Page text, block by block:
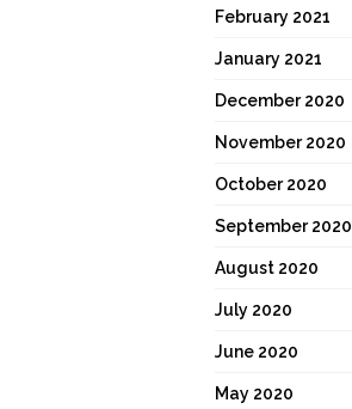
February 2021
January 2021
December 2020
November 2020
October 2020
September 2020
August 2020
July 2020
June 2020
May 2020